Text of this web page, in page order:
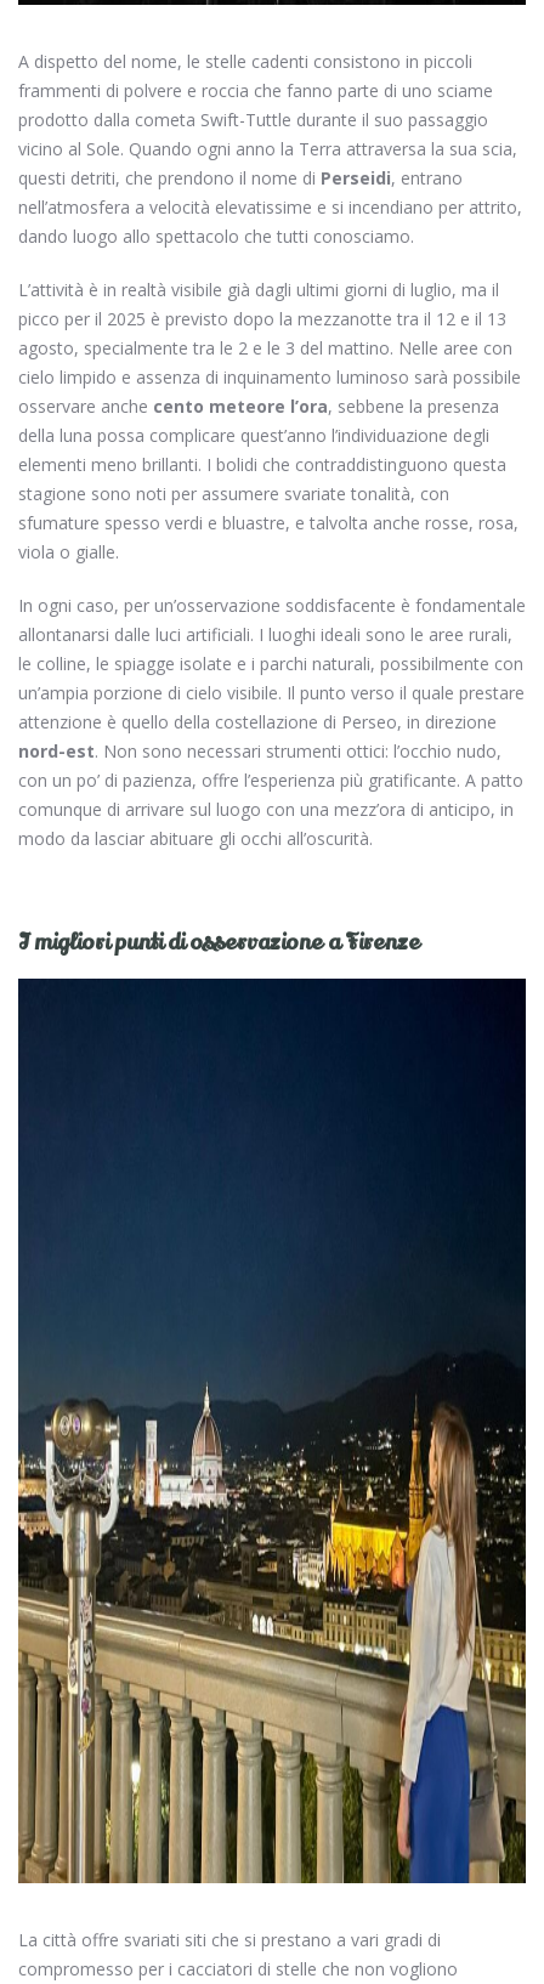
A dispetto del nome, le stelle cadenti consistono in piccoli
frammenti di polvere e roccia che fanno parte di uno sciame
prodotto dalla cometa Swift-Tuttle durante il suo passaggio
vicino al Sole. Quando ogni anno la Terra attraversa la sua scia,
questi detriti, che prendono il nome di Perseidi, entrano
nell’atmosfera a velocità elevatissime e si incendiano per attrito,
dando luogo allo spettacolo che tutti conosciamo.
L’attività è in realtà visibile già dagli ultimi giorni di luglio, ma il
picco per il 2025 è previsto dopo la mezzanotte tra il 12 e il 13
agosto, specialmente tra le 2 e le 3 del mattino. Nelle aree con
cielo limpido e assenza di inquinamento luminoso sarà possibile
osservare anche cento meteore l’ora, sebbene la presenza
della luna possa complicare quest’anno l’individuazione degli
elementi meno brillanti. I bolidi che contraddistinguono questa
stagione sono noti per assumere svariate tonalità, con
sfumature spesso verdi e bluastre, e talvolta anche rosse, rosa,
viola o gialle.
In ogni caso, per un’osservazione soddisfacente è fondamentale
allontanarsi dalle luci artificiali. I luoghi ideali sono le aree rurali,
le colline, le spiagge isolate e i parchi naturali, possibilmente con
un’ampia porzione di cielo visibile. Il punto verso il quale prestare
attenzione è quello della costellazione di Perseo, in direzione
nord-est. Non sono necessari strumenti ottici: l’occhio nudo,
con un po’ di pazienza, offre l’esperienza più gratificante. A patto
comunque di arrivare sul luogo con una mezz’ora di anticipo, in
modo da lasciar abituare gli occhi all’oscurità.
I migliori punti di osservazione a Firenze
La città offre svariati siti che si prestano a vari gradi di
compromesso per i cacciatori di stelle che non vogliono